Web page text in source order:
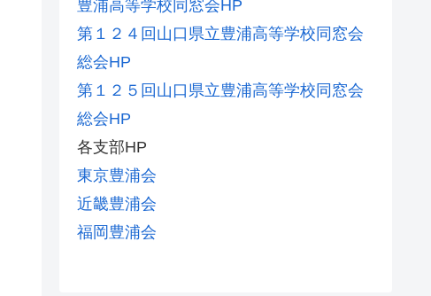
豊浦高等学校同窓会HP
第１２４回山口県立豊浦高等学校同窓会
総会HP
第１２５回山口県立豊浦高等学校同窓会
総会HP
各支部HP
東京豊浦会
近畿豊浦会
福岡豊浦会